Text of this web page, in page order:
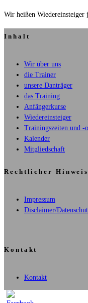
Wir heißen
Inhalt
Wir über uns
die Trainer
unsere Danträger
das Training
Anfängerkurse
Wiedereinsteiger
Trainingszeiten und -
Kalender
Mitgliedschaft
Rechtlicher Hinweis
Impressum
Disclaimer/
Kontakt
Kontakt